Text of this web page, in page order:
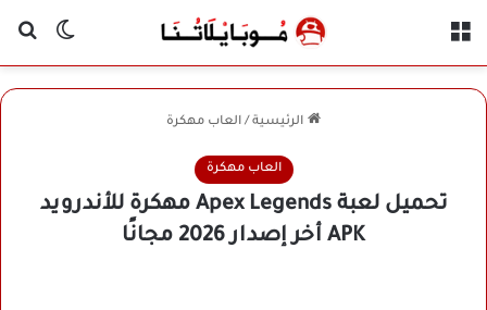
الوضع
الرئيسية / العاب مهكرة
العاب مهكرة
تحميل لعبة Apex Legends مهكرة للأندرويد
APK أخر إصدار 2026 مجانًا